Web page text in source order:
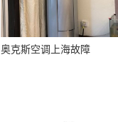
奥克斯空调上海故障